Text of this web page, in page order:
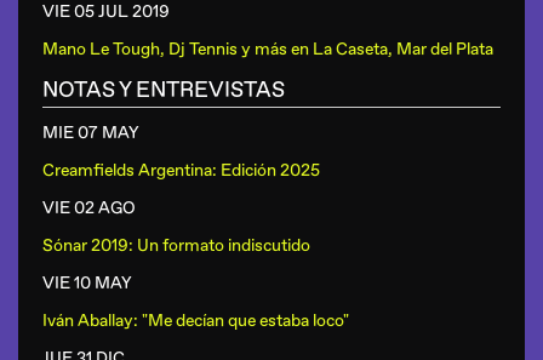
VIE 05 JUL2019
Mano Le Tough, Dj Tennis y más en La Caseta, Mar del Plata
NOTAS Y ENTREVISTAS
MIE 07 MAY
Creamfields Argentina: Edición 2025
VIE 02 AGO
Sónar 2019: Un formato indiscutido
VIE 10 MAY
Iván Aballay: "Me decían que estaba loco"